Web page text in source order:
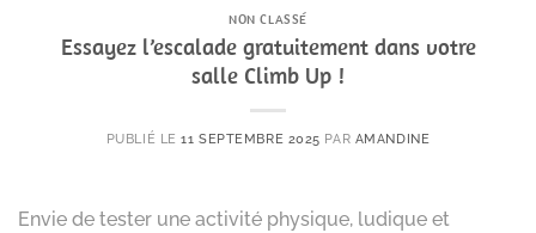
NON CLASSÉ
Essayez l’escalade gratuitement dans votre
salle Climb Up !
PUBLIÉ LE11 SEPTEMBRE 2025 PAR AMANDINE
Envie de tester une activité physique, ludique et